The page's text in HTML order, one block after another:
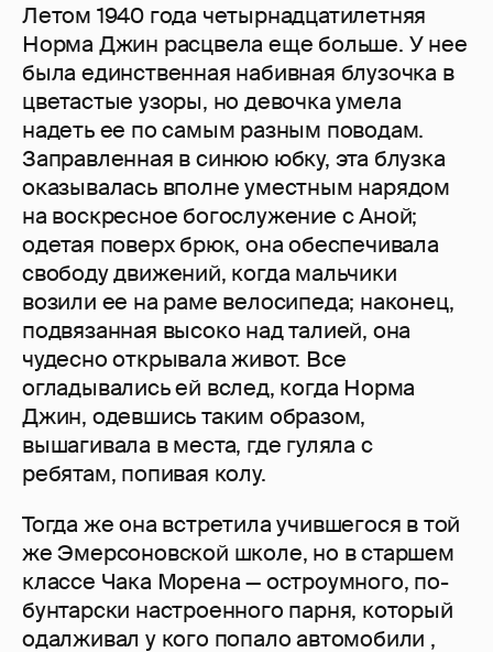
Летом 1940 года четырнадцатилетняя
Норма Джин расцвела еще больше. У нее
была единственная набивная блузочка в
цветастые узоры, но девочка умела
надеть ее по самым разным поводам.
Заправленная в синюю юбку, эта блузка
оказывалась вполне уместным нарядом
на воскресное богослужение с Аной;
одетая поверх брюк, она обеспечивала
свободу движений, когда мальчики
возили ее на раме велосипеда; наконец,
подвязанная высоко над талией, она
чудесно открывала живот. Все
огладывались ей вслед, когда Норма
Джин, одевшись таким образом,
вышагивала в места, где гуляла с
ребятам, попивая колу.
Тогда же она встретила учившегося в той
же Эмерсоновской школе, но в старшем
классе Чака Морена — остроумного, по-
бунтарски настроенного парня, который
одалживал у кого попало автомобили ,